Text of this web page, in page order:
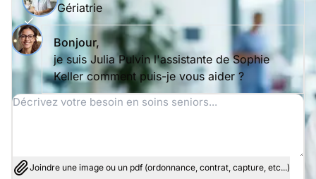
Gériatrie
Bonjour,
je suis Julia Pulvin l'assistante de Sophie
Keller comment puis-je vous aider ?
Joindre une image ou un pdf (ordonnance, contrat, capture, etc...)